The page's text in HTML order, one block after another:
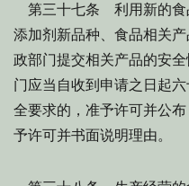
第三十七条 利用新的食
添加剂新品种、食品相关
政部门提交相关产品的安
门应当自收到申请之日起
全要求的，准予许可并公
予许可并书面说明理由。